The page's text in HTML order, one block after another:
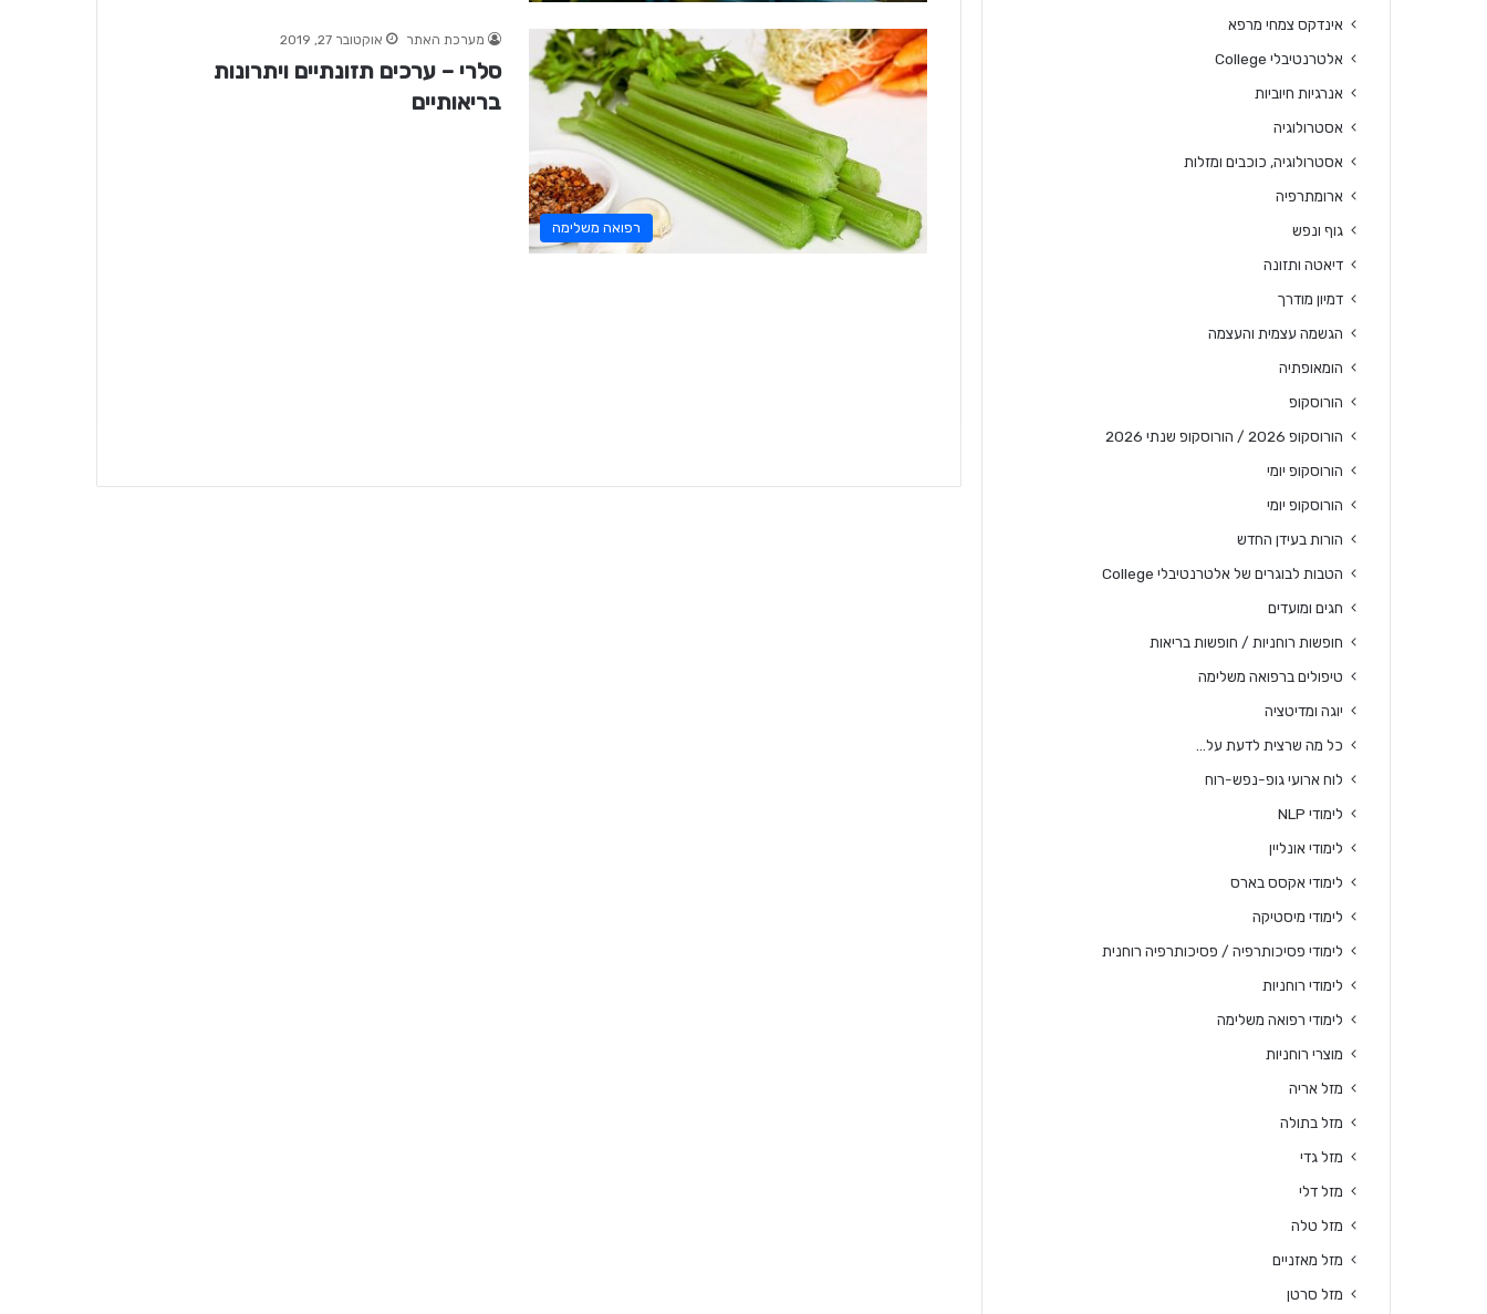
רפואה משלימה
מערכת האתר אוקטובר 27, 2019
סלרי – ערכים תזונתיים ויתרונות
בריאותיים
אינדקס צמחי מרפא
אלטרנטיבלי College
אנרגיות חיוביות
אסטרולוגיה
אסטרולוגיה, כוכבים ומזלות
ארומתרפיה
גוף ונפש
דיאטה ותזונה
דמיון מודרך
הגשמה עצמית והעצמה
הומאופתיה
הורוסקופ
הורוסקופ 2026 / הורוסקופ שנתי 2026
הורוסקופ יומי
הורוסקופ יומי
הורות בעידן החדש
הטבות לבוגרים של אלטרנטיבלי College
חגים ומועדים
חופשות רוחניות / חופשות בריאות
טיפולים ברפואה משלימה
יוגה ומדיטציה
כל מה שרצית לדעת על…
לוח ארועי גופ-נפש-רוח
לימודי NLP
לימודי אונליין
לימודי אקסס בארס
לימודי מיסטיקה
לימודי פסיכותרפיה / פסיכותרפיה רוחנית
לימודי רוחניות
לימודי רפואה משלימה
מוצרי רוחניות
מזל אריה
מזל בתולה
מזל גדי
מזל דלי
מזל טלה
מזל מאזניים
מזל סרטן